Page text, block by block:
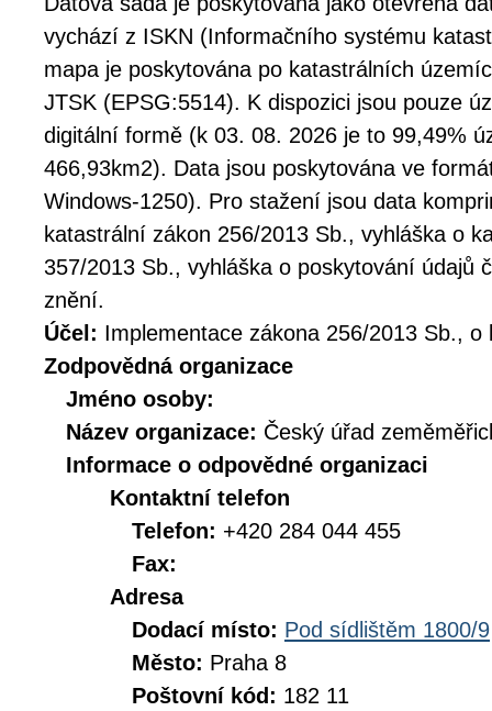
vychází z ISKN (Informačního systému
mapa je poskytována po katastrálních
JTSK (EPSG:5514). K dispozici jsou pouze
digitální formě (k 03. 08. 2026 je to 99,49%
466,93km2). Data jsou poskytována ve
Windows-1250). Pro stažení jsou data
katastrální zákon 256/2013 Sb., vyhláška o
357/2013 Sb., vyhláška o poskytování údajů
znění.
Účel: Implementace zákona 256/2013 Sb.,
Zodpovědná organizace
Jméno osoby:
Název organizace: Český úřad
Informace o odpovědné organizaci
Kontaktní telefon
Telefon: +420 284 044 455
Fax:
Adresa
Dodací místo: Pod sídlištěm 1800/9
Město: Praha 8
Poštovní kód: 182 11